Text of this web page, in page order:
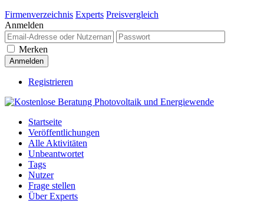
Firmenverzeichnis Experts Preisvergleich
Anmelden
Merken
Registrieren
Startseite
Veröffentlichungen
Alle Aktivitäten
Unbeantwortet
Tags
Nutzer
Frage stellen
Über Experts